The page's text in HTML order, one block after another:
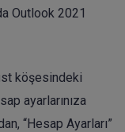
Outlook 2021
köşesindeki
ayarlarınıza
“Hesap Ayarları”